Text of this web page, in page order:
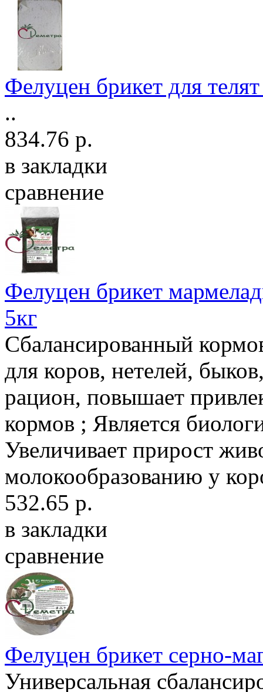
Фелуцен брикет для
..
834.76 р.
в закладки
сравнение
Фелуцен брикет
5кг
Сбалансированный
для коров, нетелей,
рацион, повышает
кормов ; Является
Увеличивает прирост
молокообразованию у
532.65 р.
в закладки
сравнение
Фелуцен брикет серно-
Универсальная